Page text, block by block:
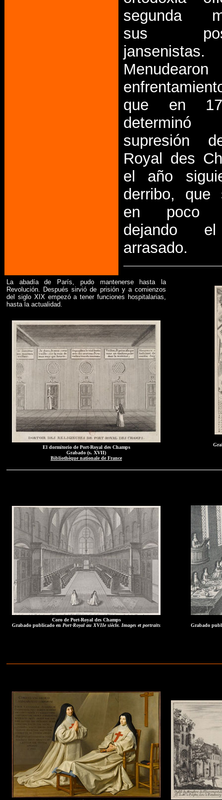
segunda
sus
jansenistas.
que en
supresión
Royal des
el año
derribo, que
en poco
dejando
arrasado.
La abadía de París, pudo mantenerse hasta la
Revolución. Después sirvió de prisión y a comienzos
del siglo XIX empezó a tener funciones hospitalarias,
hasta la actualidad.
El dormitorio de Port-Royal des Champs
Grabado (s. XVII)
Bibliothèque nationale de France
Coro de Port-Royal des Champs
Grabado publicado en Port-Royal au XVIIe siècle. Images et portraits Grabado